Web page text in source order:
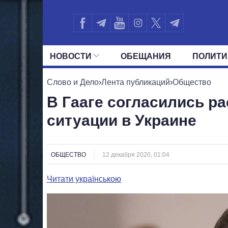
НОВОСТИ ОБЕЩАНИЯ
ВСЕ ПОЛИТИКИ ПРЕЗИДЕНТ И
Слово и Дело›Лента публикаций›Общество
В Гааге согласились
ситуации в Украине
ОБЩЕСТВО 12 декабря 2020, 01:04
Читати українською